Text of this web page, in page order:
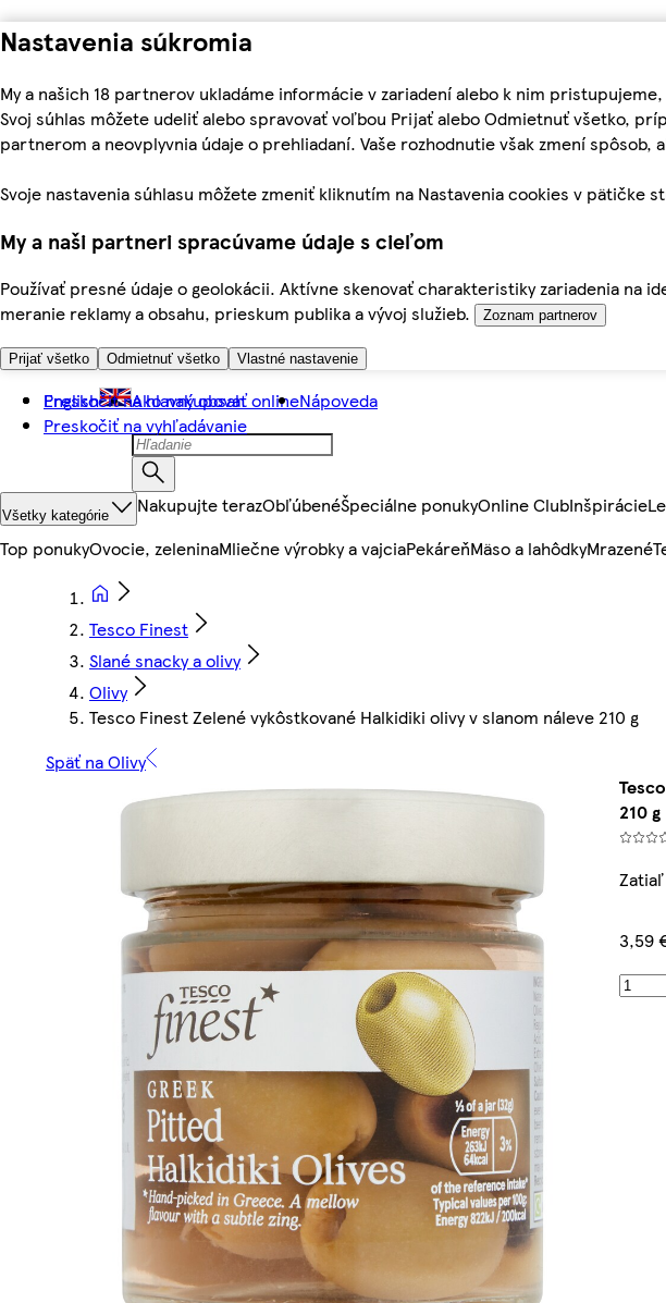
Nastavenia súkromia
My a našich 18 partnerov ukladáme informácie v zariadení alebo k nim
Svoj súhlas môžete udeliť alebo spravovať voľbou Prijať alebo Odmietnuť všetko,
partnerom a neovplyvnia údaje o prehliadaní. Vaše rozhodnutie však zmení spôsob,
Svoje nastavenia súhlasu môžete zmeniť kliknutím na Nastavenia cookies v pätičke
My a naši partneri spracúvame údaje s cieľom
Používať presné údaje o geolokácii. Aktívne skenovať charakteristiky zariadenia na
meranie reklamy a obsahu, prieskum publika a vývoj služieb.
Zoznam partnerov
Prijať všetko Odmietnuť všetko Vlastné nastavenie
Preskočiť na hlavný obsah
Preskočiť na vyhľadávanie
English Ako nakupovať onlineNápoveda
Všetky kategórie Nakupujte terazObľúbenéŠpeciálne ponukyOnline ClubInšpirácie
Top ponukyOvocie, zeleninaMliečne výrobky a vajciaPekáreňMäso a lahôdkyMrazené
Tesco Finest
Slané snacky a olivy
Olivy
Tesco Finest Zelené vykôstkované Halkidiki olivy v slanom náleve 210 g
Späť na Olivy
210 g
3,59